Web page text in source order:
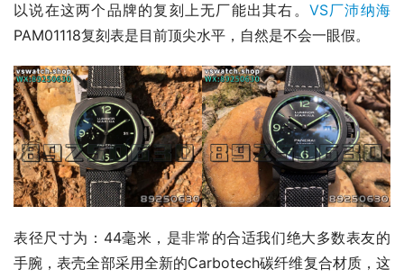
以说在这两个品牌的复刻上无厂能出其右。 VS厂沛纳海
PAM01118复刻表是目前顶尖水平，自然是不会一眼假。
表径尺寸为：44毫米，是非常的合适我们绝大多数表友的
手腕，表壳全部采用全新的Carbotech碳纤维复合材质，这